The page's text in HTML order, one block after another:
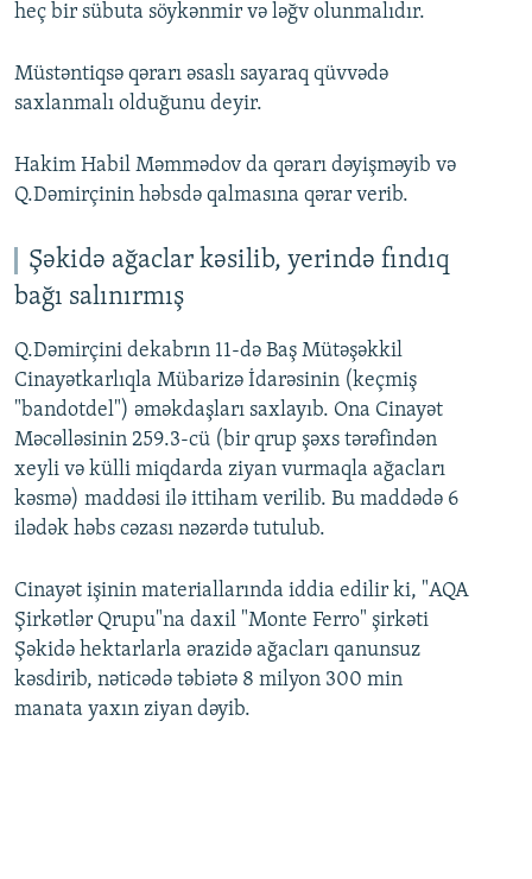
heç bir sübuta söykənmir və ləğv olunmalıdır.
Müstəntiqsə qərarı əsaslı sayaraq qüvvədə
saxlanmalı olduğunu deyir.
Hakim Habil Məmmədov da qərarı dəyişməyib və
Q.Dəmirçinin həbsdə qalmasına qərar verib.
Şəkidə ağaclar kəsilib, yerində fındıq
bağı salınırmış
Q.Dəmirçini dekabrın 11-də Baş Mütəşəkkil
Cinayətkarlıqla Mübarizə İdarəsinin (keçmiş
"bandotdel") əməkdaşları saxlayıb. Ona Cinayət
Məcəlləsinin 259.3-cü (bir qrup şəxs tərəfindən
xeyli və külli miqdarda ziyan vurmaqla ağacları
kəsmə) maddəsi ilə ittiham verilib. Bu maddədə 6
ilədək həbs cəzası nəzərdə tutulub.
Cinayət işinin materiallarında iddia edilir ki, "AQA
Şirkətlər Qrupu"na daxil "Monte Ferro" şirkəti
Şəkidə hektarlarla ərazidə ağacları qanunsuz
kəsdirib, nəticədə təbiətə 8 milyon 300 min
manata yaxın ziyan dəyib.